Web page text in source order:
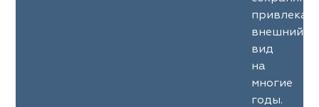
внешний
вид
на
многие
годы.